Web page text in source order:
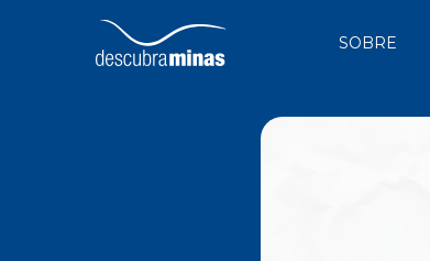
SOBRE